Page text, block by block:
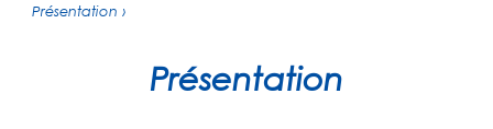
Présentation ›
Présentation